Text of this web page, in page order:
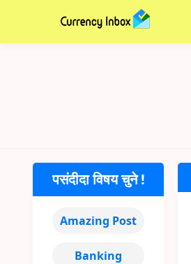
पसंदीदा विषय चुने !
Amazing Post
Banking